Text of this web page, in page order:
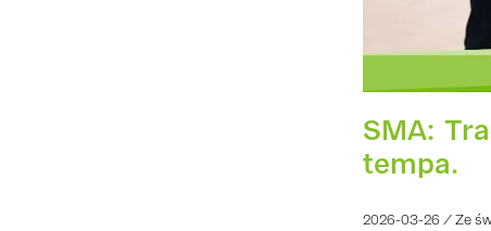
SMA:
tempa.
2026-03-26 / Ze